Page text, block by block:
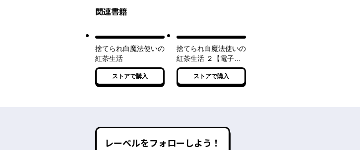
関連書籍
捨てられ白魔法使いの
紅茶生活
ストアで購入
捨てられ白魔法使いの
紅茶生活 ２【電子特
典付き】
ストアで購入
レーベルをフォローしよう！